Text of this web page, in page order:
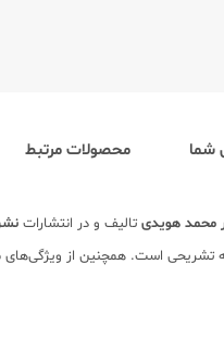
شما محصولات مرتبط
محمد هویدی تالیف و در انتشارات
تشریحی است. همچنین از